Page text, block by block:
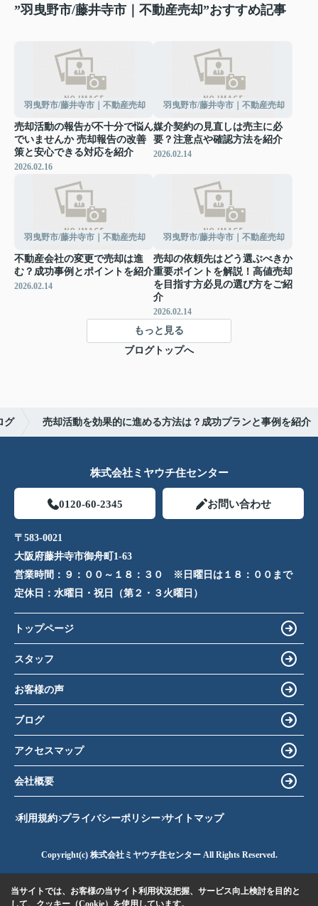
”羽曳野市/藤井寺市｜不動産売却”おすすめ記事
羽曳野市/藤井寺市｜不動産売却
売却活動の報告が不十分で悩ん
でいませんか 売却報告の改善
策と安心できる対応を紹介
2026.02.16
羽曳野市/藤井寺市｜不動産売却
媒介契約の見直しは売主に必
要？注意点や確認方法を紹介
2026.02.14
羽曳野市/藤井寺市｜不動産売却
不動産会社の変更で売却は進
む？成功事例とポイントを紹介
2026.02.14
羽曳野市/藤井寺市｜不動産売却
売却の依頼先はどう選ぶべきか
重要ポイントを解説！高値売却
を目指す方必見の選び方をご紹
介
2026.02.14
もっと見る
ブログトップへ
グ 売却活動を効果的に進める方法は？成功プランと事例を紹介
株式会社ミヤウチ住センター
0120-60-2345 お問い合わせ
〒583-0021
大阪府藤井寺市御舟町1-63
営業時間： ９：００～１８：３０ ※日曜日は１８：００まで
定休日： 水曜日・祝日（第２・３火曜日）
トップページ
スタッフ
お客様の声
ブログ
アクセスマップ
会社概要
利用規約 プライバシーポリシー サイトマップ
Copyright(c) 株式会社ミヤウチ住センター All Rights Reserved.
当サイトでは、お客様の当サイト利用状況把握、サービス向上検討を目的と
して、クッキー（Cookie）を使用しています。